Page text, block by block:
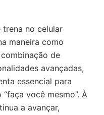
trena no celular
maneira como
de
avançadas,
essencial para
você mesmo”. À
a avançar,